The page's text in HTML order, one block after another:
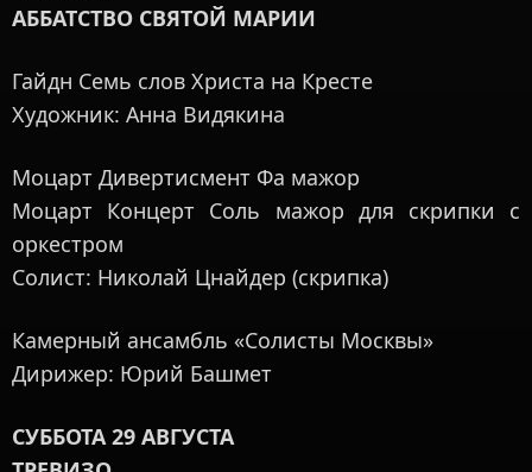
АББАТСТВО СВЯТОЙ МАРИИ
Гайдн Семь слов Христа на Кресте
Художник: Анна Видякина
Моцарт Дивертисмент Фа мажор
Моцарт Концерт Соль мажор для скрипки с
оркестром
Солист: Николай Цнайдер (скрипка)
Камерный ансамбль «Солисты Москвы»
Дирижер: Юрий Башмет
СУББОТА 29 АВГУСТА